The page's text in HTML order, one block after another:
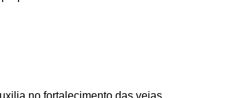
no fortalecimento das veias